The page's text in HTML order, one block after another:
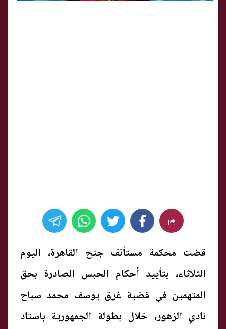
قضت محكمة مستأنف جنح القاهرة، اليوم
الثلاثاء، بتأييد أحكام الحبس الصادرة بحق
المتهمين في قضية غرق يوسف محمد سباح
نادي الزهور، خلال بطولة الجمهورية باستاد